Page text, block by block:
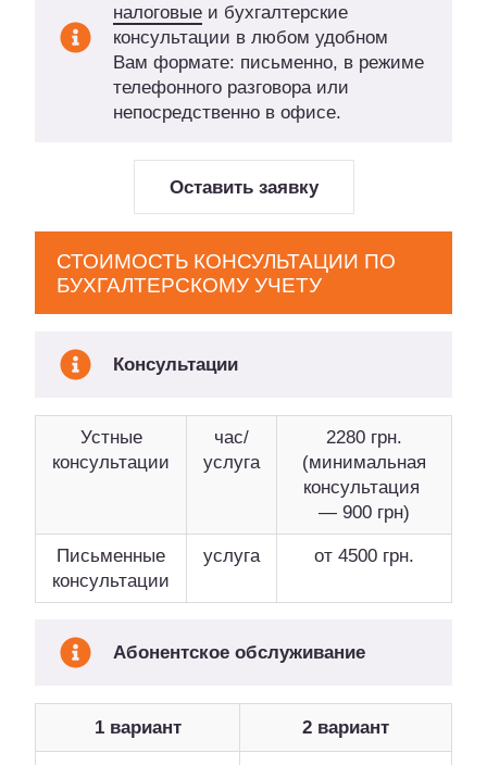
налоговыеи бухгалтерские
консультации в любом удобном
Вам формате: письменно, в режиме
телефонного разговора или
непосредственно в офисе.
Оставить заявку
СТОИМОСТЬ КОНСУЛЬТАЦИИ ПО
БУХГАЛТЕРСКОМУ УЧЕТУ
Консультации
Устные
консультации
час/
услуга
2280 грн.
(минимальная
консультация
— 900 грн)
Письменные
консультации
услуга от 4500 грн.
Абонентское обслуживание
1 вариант 2 вариант